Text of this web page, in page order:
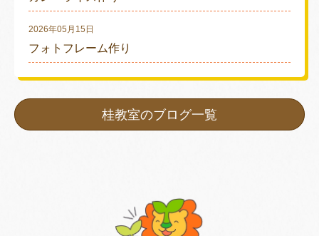
2026年05月15日
フォトフレーム作り
桂教室のブログ一覧